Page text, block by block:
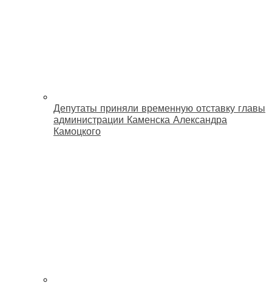
Депутаты приняли временную отставку главы
администрации Каменска Александра
Камоцкого